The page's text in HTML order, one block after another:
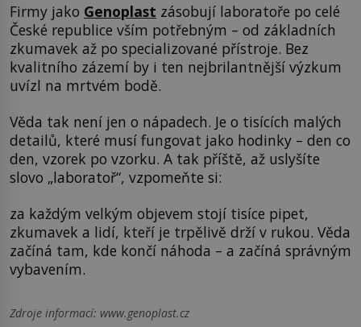
Firmy jako Genoplast zásobují laboratoře po celé
České republice vším potřebným – od základních
zkumavek až po specializované přístroje. Bez
kvalitního zázemí by i ten nejbrilantnější výzkum
uvízl na mrtvém bodě.
Věda tak není jen o nápadech. Je o tisících malých
detailů, které musí fungovat jako hodinky – den co
den, vzorek po vzorku. A tak příště, až uslyšíte
slovo „laboratoř“, vzpomeňte si:
za každým velkým objevem stojí tisíce pipet,
zkumavek a lidí, kteří je trpělivě drží v rukou. Věda
začíná tam, kde končí náhoda – a začíná správným
vybavením.
Zdroje informací: www.genoplast.cz